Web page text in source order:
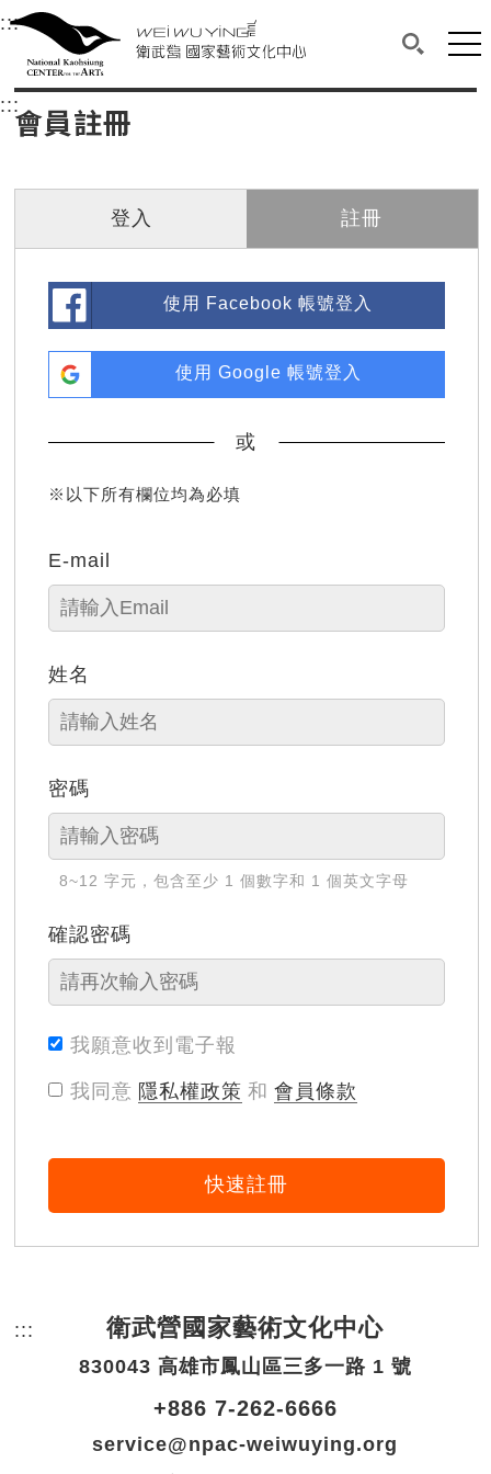
衛武營國家藝術文化中心
中央內容區塊，為本頁主要內容區。
:::選單連結區塊，此區塊列有本網站主要連結。
衛武營國家藝術文化中心
搜尋(開
網
::: 中央內容區塊，為本頁主要內容區。
會員註冊
登入 註冊
使用 Facebook 帳號登入
使用 Google 帳號登入
或
※以下所有欄位均為必填
E-mail
姓名
密碼
8~12 字元，包含至少 1 個數字和 1 個英文字母
確認密碼
我願意收到電子報
我同意 隱私權政策 和 會員條款
快速註冊
::: 頁尾網站資訊。
衛武營國家藝術文化中心
830043 高雄市鳳山區三多一路 1 號
+886 7-262-6666
service@npac-weiwuying.org